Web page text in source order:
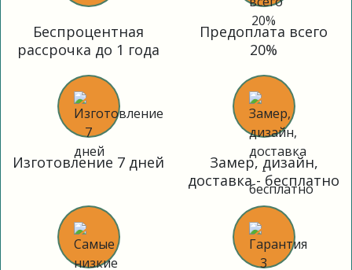
Беспроцентная
рассрочка до 1 года
Предоплата всего
20%
Изготовление 7 дней
Замер, дизайн,
доставка - бесплатно